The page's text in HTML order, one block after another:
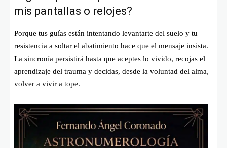
mis pantallas o relojes?
Porque tus guías están intentando levantarte del suelo y tu
resistencia a soltar el abatimiento hace que el mensaje insista.
La sincronía persistirá hasta que aceptes lo vivido, recojas el
aprendizaje del trauma y decidas, desde la voluntad del alma,
volver a vivir a tope.